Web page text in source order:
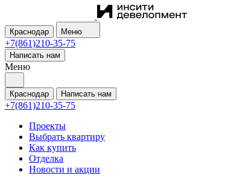
Краснодар Меню
+7(861)210-35-75
Написать нам
Меню
Краснодар Написать нам
+7(861)210-35-75
Проекты
Выбрать квартиру
Как купить
Отделка
Новости и акции